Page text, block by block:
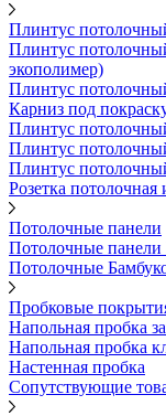
Плинтус
Плинтус
экополимер)
Плинтус
Карниз под
Плинтус
Плинтус
Плинтус
Розетка потолочная
Потолочные панели
Потолочные
Потолочные
Пробковые
Напольная пробка
Напольная пробка
Настенная пробка
Сопутствующие